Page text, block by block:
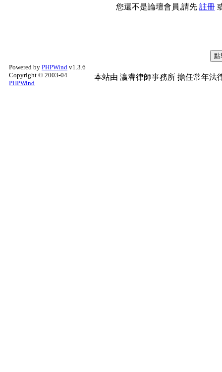
您還不是論壇會員,請先 註冊
Powered by PHPWind v1.3.6
Copyright © 2003-04
PHPWind
本站由 瀛睿律師事務所 擔任常年法